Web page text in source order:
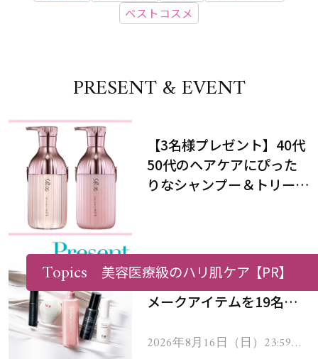
ベストコスメ
PRESENT & EVENT
【3名様プレゼント】40代
50代のヘアケアにぴった
りなシャンプー＆トリート
【8/16まで】最新ヘアミ
ルク＆夏でも崩れ知らずな
メークアイテムを19名様
2026年8月16日（日）23:59ま
Topics 美容医療級のハリ肌ケア【PR】